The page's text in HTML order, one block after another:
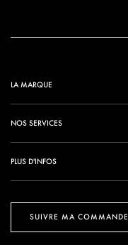
SUIVRE MA COMMANDE
LA MARQUE
NOS SERVICES
PLUS D'INFOS